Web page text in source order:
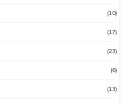
(10)
(17)
(23)
(6)
(13)